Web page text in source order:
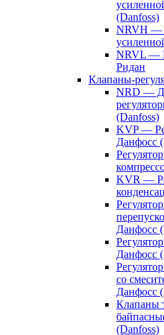
(Danfoss)
NRVH —
NRVL —
Ридан
Клапаны-
NRD —
(Danfoss)
KVP —
Данфосс
KVR —
Данфосс
Данфосс
со
Данфосс
Клапаны
(Danfoss)